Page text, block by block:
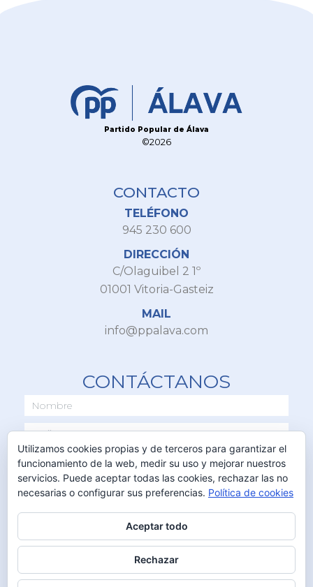
Partido Popular de Álava
©2026
CONTACTO
TELÉFONO
945 230 600
DIRECCIÓN
C/Olaguibel 2 1º
01001 Vitoria-Gasteiz
MAIL
info@ppalava.com
CONTÁCTANOS
ENVIAR
Utilizamos cookies propias y de terceros para garantizar el
funcionamiento de la web, medir su uso y mejorar nuestros
servicios. Puede aceptar todas las cookies, rechazar las no
necesarias o configurar sus preferencias. Política de cookies
Aceptar todo
Rechazar